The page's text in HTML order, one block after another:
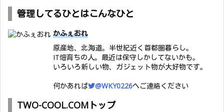
管理してるひとはこんなひと
かふぇおれ
原産地、北海道。半世紀近く首都圏暮らし。
IT畑育ちの人。最近は保守しかしてないかも。
いろいろ新しい物、ガジェット物が大好物です。
何かあれば
@WKY0226へご連絡ください
TWO-COOL.COMトップ